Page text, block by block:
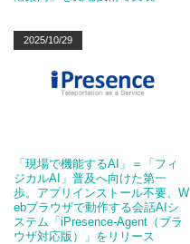
2025/10/29
「現場で機能するAI」＝「フィ
ジカルAI」普及へ向けた第一
歩。アプリインストール不要、W
ebブラウザで動作する会話AIシ
ステム「iPresence-Agent（ブラ
ウザ対応版）」をリリース